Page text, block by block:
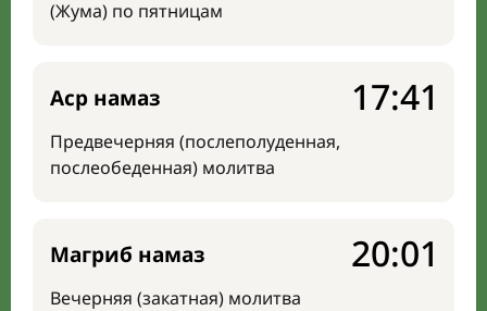
(Жума) по пятницам
Аср намаз
Предвечерняя (послеполуденная,
послеобеденная) молитва
17:41
Магриб намаз
Вечерняя (закатная) молитва
20:01